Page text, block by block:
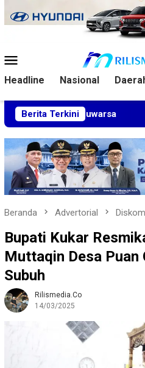
ke
Mobile
Headline Nasional
Berita Terkini Akses HGU
Beranda Advertorial
Bupati Kukar
Muttaqin Desa Puan
Subuh
Rilismedia.co
14/03/2025